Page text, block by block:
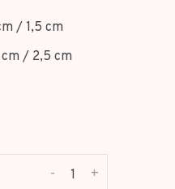
/ 1,5 cm
/ 2,5 cm
+
-